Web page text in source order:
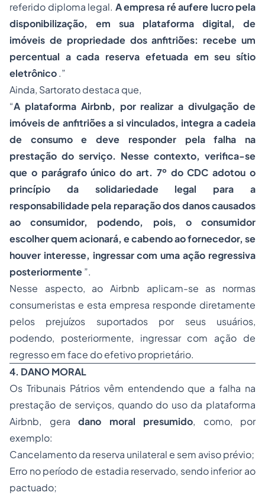
referido diploma legal. A empresa ré aufere lucro pela
disponibilização, em sua plataforma digital, de
imóveis de propriedade dos anfitriões: recebe um
percentual a cada reserva efetuada em seu sítio
eletrônico.”
Ainda, Sartorato destaca que,
“A plataforma Airbnb, por realizar a divulgação de
imóveis de anfitriões a si vinculados, integra a cadeia
de consumo e deve responder pela falha na
prestação do serviço. Nesse contexto, verifica-se
que o parágrafo único do art. 7º do CDC adotou o
princípio da solidariedade legal para a
responsabilidade pela reparação dos danos causados
ao consumidor, podendo, pois, o consumidor
escolher quem acionará, e cabendo ao fornecedor, se
houver interesse, ingressar com uma ação regressiva
posteriormente”.
Nesse aspecto, ao Airbnb aplicam-se as normas
consumeristas e esta empresa responde diretamente
pelos prejuízos suportados por seus usuários,
podendo, posteriormente, ingressar com ação de
regresso em face do efetivo proprietário.
4. DANO MORAL
Os Tribunais Pátrios vêm entendendo que a falha na
prestação de serviços, quando do uso da plataforma
Airbnb, gera dano moral presumido, como, por
exemplo:
Cancelamento da reserva unilateral e sem aviso prévio;
Erro no período de estadia reservado, sendo inferior ao
pactuado;